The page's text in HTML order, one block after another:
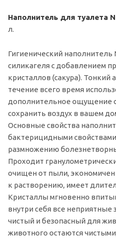
Наполнитель для туалета
л.
Гигиенический наполнитель
силикагеля с добавлением
кристаллов (сакура).
течение всего время
дополнительное ощущение
сохранить воздух в вашем
Основные свойства
бактерицидными
размножению
Проходит
очищен от пыли, экономичен
к растворению, имеет
Кристаллы мгновенно
внутри себя все неприятные
чистый и безопасный для
животного остаются